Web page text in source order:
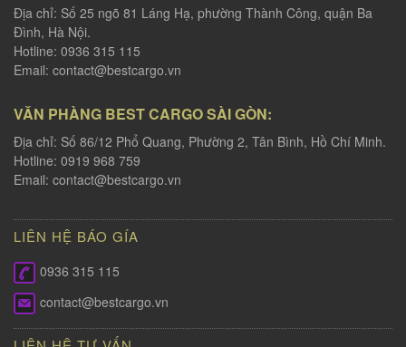
Địa chỉ: Số 25 ngõ 81 Láng Hạ, phường Thành Công, quận Ba
Đình, Hà Nội.
Hotline: 0936 315 115
Email: contact@bestcargo.vn
VĂN PHÀNG BEST CARGO SÀI GÒN:
Địa chỉ: Số 86/12 Phổ Quang, Phường 2, Tân Bình, Hồ Chí Minh.
Hotline: 0919 968 759
Email: contact@bestcargo.vn
LIÊN HỆ BÁO GÍA
0936 315 115
contact@bestcargo.vn